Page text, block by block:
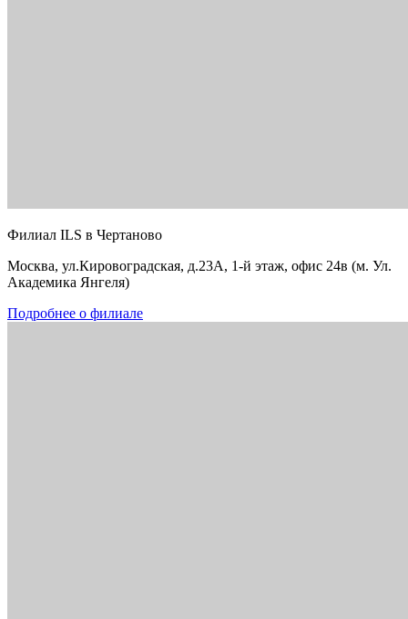
Филиал ILS в Чертаново
Москва, ул.Кировоградская, д.23А, 1-й этаж, офис 24в (м. Ул.
Академика Янгеля)
Подробнее о филиале